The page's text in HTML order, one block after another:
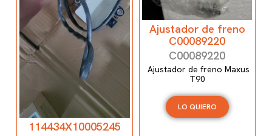
114434X10005245
Ajustador de freno
C00089220
C00089220
Ajustador de freno Maxus
T90
LO QUIERO